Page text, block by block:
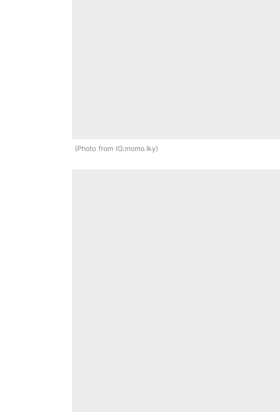
Photo from IG:momo.lky